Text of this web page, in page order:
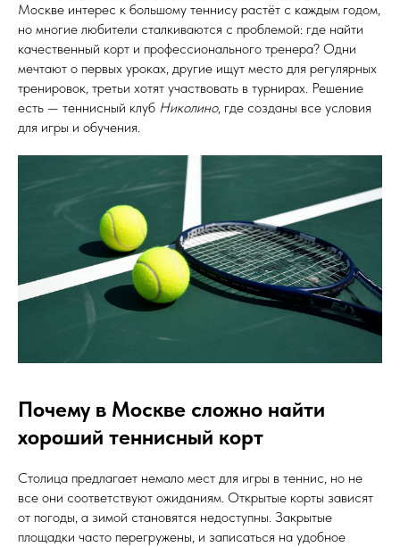
Москве интерес к большому теннису растёт с каждым годом,
но многие любители сталкиваются с проблемой: где найти
качественный корт и профессионального тренера? Одни
мечтают о первых уроках, другие ищут место для регулярных
тренировок, третьи хотят участвовать в турнирах. Решение
есть — теннисный клуб Николино, где созданы все условия
для игры и обучения.
Почему в Москве сложно найти
хороший теннисный корт
Столица предлагает немало мест для игры в теннис, но не
все они соответствуют ожиданиям. Открытые корты зависят
от погоды, а зимой становятся недоступны. Закрытые
площадки часто перегружены, и записаться на удобное